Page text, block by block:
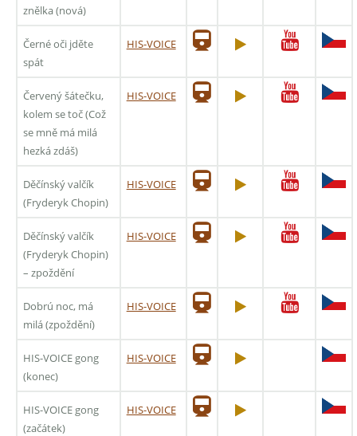
znělka (nová)
Černé oči jděte
spát
HIS-VOICE
Červený šátečku,
kolem se toč (Což
se mně má milá
hezká zdáš)
HIS-VOICE
Děčínský valčík
(Fryderyk Chopin)
HIS-VOICE
Děčínský valčík
(Fryderyk Chopin)
– zpoždění
HIS-VOICE
Dobrú noc, má
milá (zpoždění)
HIS-VOICE
HIS-VOICE gong
(konec)
HIS-VOICE
HIS-VOICE gong
(začátek)
HIS-VOICE